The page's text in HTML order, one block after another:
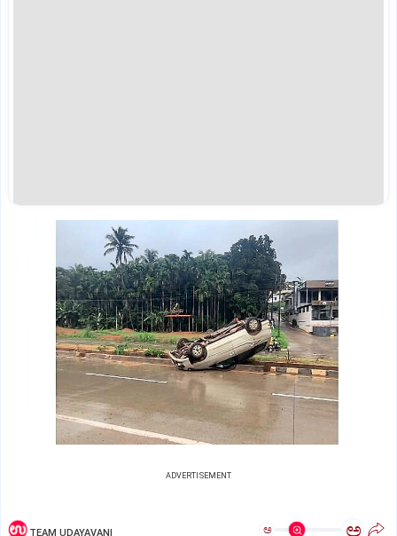
ADVERTISEMENT
TEAM UDAYAVANI ಅ ಅ